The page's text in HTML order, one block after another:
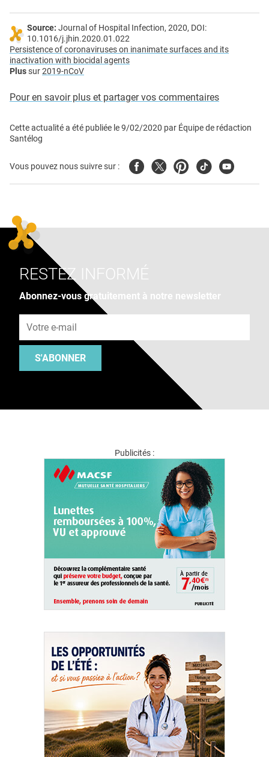
Source: Journal of Hospital Infection, 2020, DOI:
10.1016/j.jhin.2020.01.022
Persistence of coronaviruses on inanimate surfaces and its
inactivation with biocidal agents
Plussur2019-nCoV
Pour en savoir plus et partager vos commentaires
Cette actualité a été publiée le9/02/2020 par Équipe de rédaction
Santélog
Vous pouvez nous suivre sur : FacebookTwitterPinterest
TiktokYoutube
RESTEZ INFORMÉ
Abonnez-vous gratuitement à notre newsletter
S'ABONNER
Publicités :